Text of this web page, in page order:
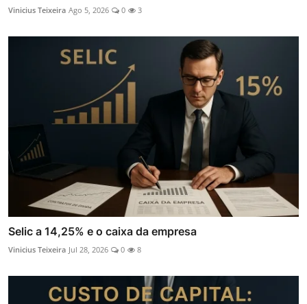
Vinicius Teixeira Ago 5, 2026 0 3
Selic a 14,25% e o caixa da empresa
Vinicius Teixeira Jul 28, 2026 0 8